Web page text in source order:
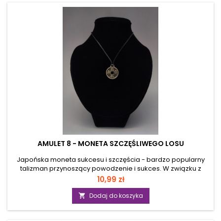
AMULET 8 - MONETA SZCZĘŚLIWEGO LOSU
Japońska moneta sukcesu i szczęścia - bardzo popularny
talizman przynoszący powodzenie i sukces. W związku z
kojarzeniem dobrobytu i powodzenia ze stanem
majątkowym najczęściej przypisuje się jej właściwości
pomnażania majątku, wygranych od losu, zdobycia fortuny,
szczęśliwego życia. Budowa monety oparta na podłożu
filozoficznym nauk Feng-Shui, służyć ma dawaniu
Cena
10,99 zł
 Dodaj do koszyka